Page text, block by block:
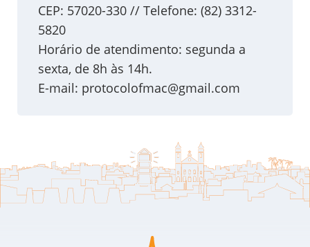
CEP: 57020-330 // Telefone: (82) 3312-
5820
Horário de atendimento: segunda a
sexta, de 8h às 14h.
E-mail: protocolofmac@gmail.com